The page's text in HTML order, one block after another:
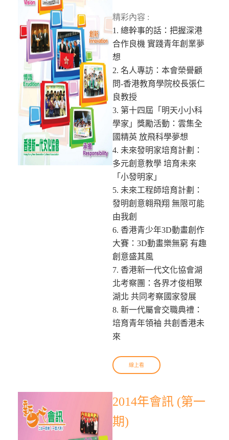
精彩內容 :
1. 總幹事的話：把握深港
合作良機 實踐青年創業夢
想
2. 名人專訪：本會榮譽顧
問-香港教育學院校長張仁
良教授
3. 第十四屆「明天小小科
學家」獎勵活動：雲集全
國精英 放飛科學夢想
4. 未來發明家培育計劃：
多元創意教學 培育未來
「小發明家」
5. 未來工程師培育計劃：
發明創意翱飛翔 無限可能
由我創
6. 香港青少年3D動畫創作
大賽：3D動畫樂無窮 有趣
創意盛其風
7. 香港新一代文化協會湖
北考察團：各界才俊相聚
湖北 共同考察國家發展
8. 新一代屬會交職典禮：
培育青年領袖 共創香港未
來
線上看
2014年會訊 (第一
期)